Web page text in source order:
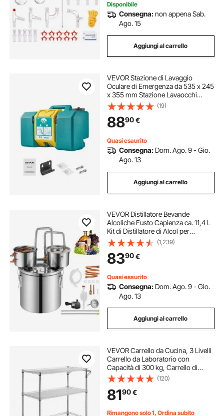
Disponibile
Consegna:non appena Sab.
Ago. 15
Aggiungi al carrello
VEVOR Stazione di Lavaggio
Oculare di Emergenza da 535 x 245
x 355 mm Stazione Lavaocchi
Portatile con 2 Spruzzi,
Installazione Semplificata, per
Scuole, Laboratori, Fabbriche,
Verde
(19)
8890€
Quasi esaurito
Consegna: Dom. Ago. 9 - Gio.
Ago. 13
Aggiungi al carrello
VEVOR Distillatore Bevande
Alcoliche Fusto Capienza ca. 11,4 L
Kit di Distillatore di Alcol per
Raffreddamento, Set di Distillatore a
Doppio Condensatore con
Distillazione Secondaria Liquore
Alcolico
(1,239)
8390€
Quasi esaurito
Consegna: Dom. Ago. 9 - Gio.
Ago. 13
Aggiungi al carrello
VEVOR Carrello da Cucina, 3 Livelli
Carrello da Laboratorio con
Capacità di 300 kg, Carrello di
Servizio Telaio Cromato, Carrello
Portaoggetti, Carrello di Trasporto
6 Ganci, per Uso Interno Esterno
(120)
8190€
Rimangono solo 1, Ordina subito